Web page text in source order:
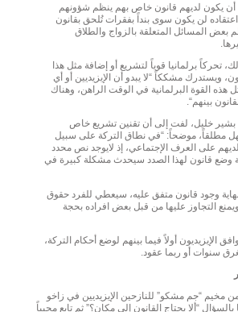
يكون لديهم قانون خاص بهم ينظم شؤونهم
لن يكون سوى بنداً بفقرات تُلحق بقانون
بعض المسائل المتعلقة بالزواج والطلاق
تحركاً برلمانيا قوياً لتشريع أو إضافة مثل هذا
ويستدرك مشككاً “لا يبدو أن الإيزيديين أو أي
هذه القوة البرلمانية في الوقت الراهن، وهناك
بينهم“.
بشير خليل، لفت إلى أن تقنين تشريع خاص
مطلقاً، موضحاً: “في نطاق التركة على سبيل
على العرف الإجتماعي، إذ لايوجد نص محدد
وضع قانون لهذا الصدد سيحدث مشكلة كبيرة في
وجود قانون متفق عليه، سيعطي للفرد حقوق
التجاوز عليها من قبل بعض افراده بحجة
الإيزيديون أولاً فيما بينهم لوضع أحكام التركة،
سنوات أو ربما عقود.
(33 سنة) من مخيم “جم مشكو” للنازحين الإيزيديين في زاخو
بالسؤال “ألا يحتاج القانون إلى مكان؟” ثم تابع مجيباً